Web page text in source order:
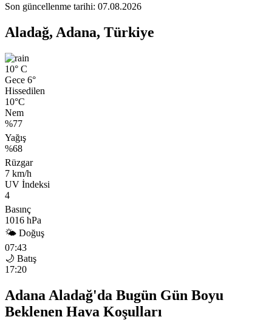
Son güncellenme tarihi: 07.08.2026
Aladağ, Adana, Türkiye
10° C
Gece 6°
Hissedilen
10°C
Nem
%77
Yağış
%68
Rüzgar
7 km/h
UV İndeksi
4
Basınç
1016 hPa
🌤 Doğuş
07:43
🌙 Batış
17:20
Adana Aladağ'da Bugün Gün Boyu
Beklenen Hava Koşulları